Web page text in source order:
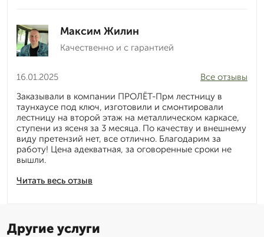
Максим Жилин
Качественно и с гарантией
16.01.2025
Читать весь отзыв
Все отзывы
Заказывали в компании ПРОЛЁТ-Прм лестницу в
таунхаусе под ключ, изготовили и смонтировали
лестницу на второй этаж на металлическом каркасе,
ступени из ясеня за 3 месяца. По качеству и внешнему
виду претензий нет, все отлично. Благодарим за
работу! Цена адекватная, за оговоренные сроки не
вышли.
Другие услуги